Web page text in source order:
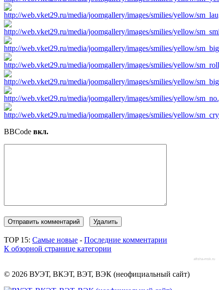
BBCode вкл.
TOP 15: Самые новые - Последние комментарии
К обзорной странице категории
afisha-msk.ru
© 2026 ВУЭТ, ВКЭТ, ВЭТ, ВЭК (неофициальный сайт)